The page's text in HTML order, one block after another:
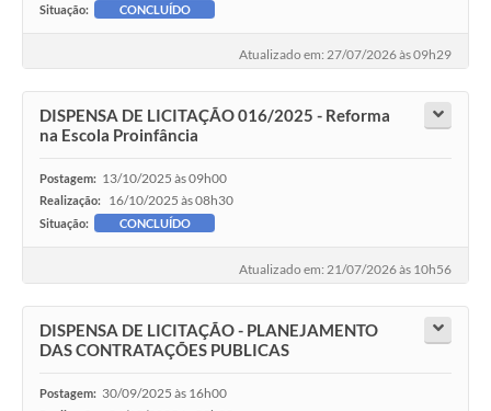
Situação: CONCLUÍDO
Atualizado em: 27/07/2026 às 09h29
DISPENSA DE LICITAÇÃO 016/2025 - Reforma
na Escola Proinfância
Postagem: 13/10/2025 às 09h00
Realização: 16/10/2025 às 08h30
Situação: CONCLUÍDO
Atualizado em: 21/07/2026 às 10h56
DISPENSA DE LICITAÇÃO - PLANEJAMENTO
DAS CONTRATAÇÕES PUBLICAS
Postagem: 30/09/2025 às 16h00